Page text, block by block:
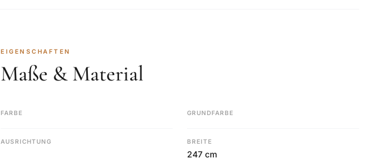
EIGENSCHAFTEN
Maße & Material
FARBE GRUNDFARBE
AUSRICHTUNG BREITE
247 cm